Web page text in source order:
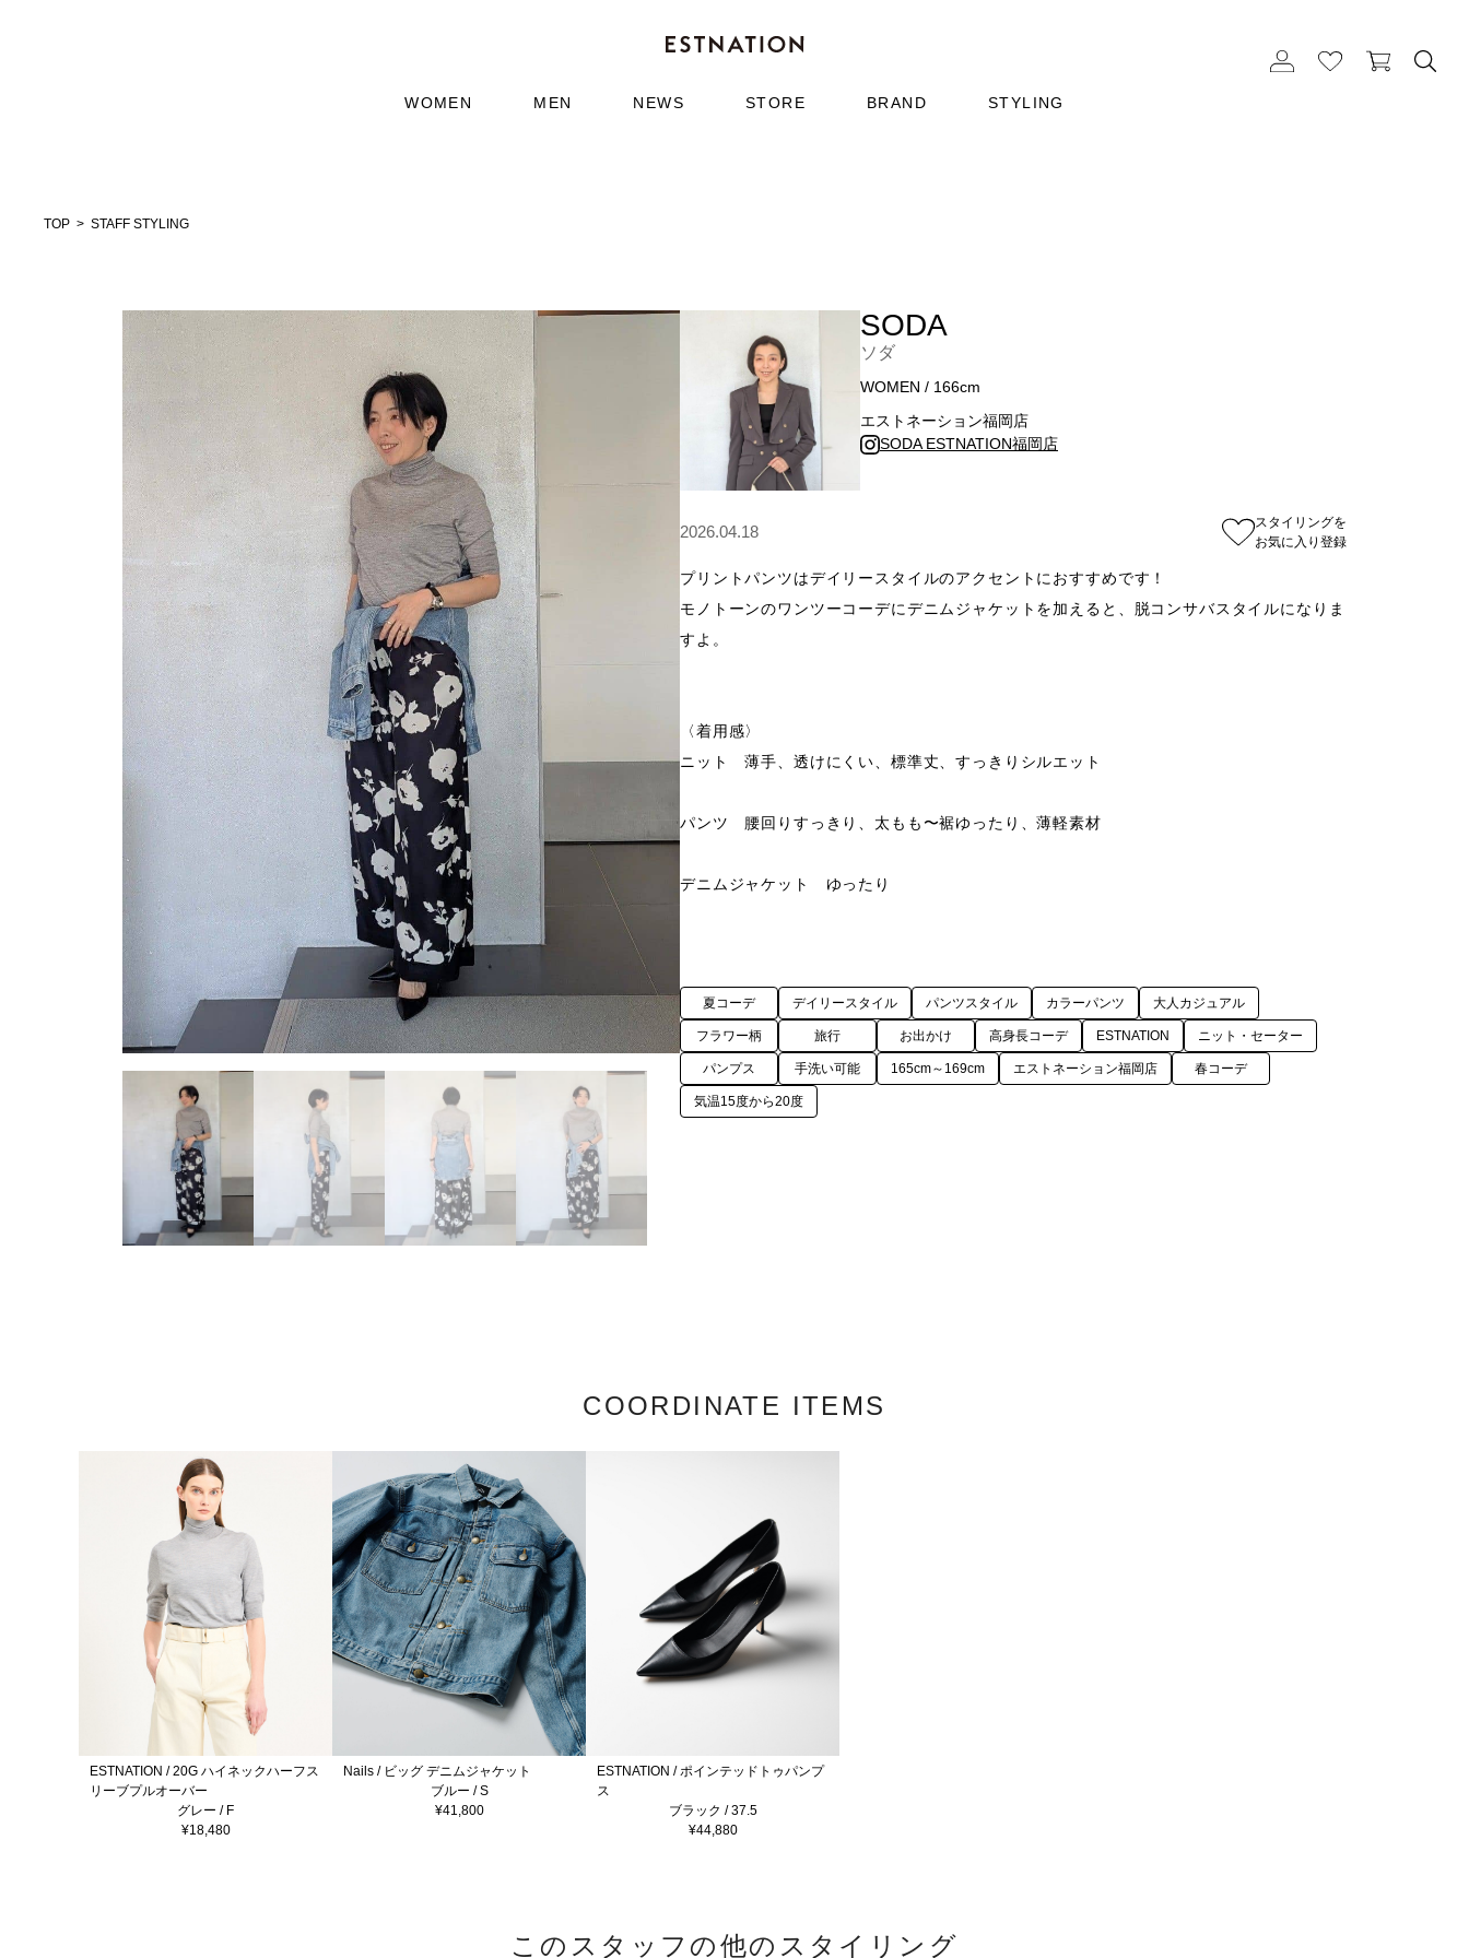
WOMEN MEN NEWS STORE BRAND STYLING
TOP STAFF STYLING
SODA
ソダ
WOMEN / 166cm
エストネーション福岡店
SODA ESTNATION福岡店
スタイリングを
お気に入り登録
2026.04.18
プリントパンツはデイリースタイルのアクセントにおすすめです！
モノトーンのワンツーコーデにデニムジャケットを加えると、脱コンサバスタイルになりま
すよ。
〈着用感〉
ニット　薄手、透けにくい、標準丈、すっきりシルエット
パンツ　腰回りすっきり、太もも〜裾ゆったり、薄軽素材
デニムジャケット　ゆったり
夏コーデ デイリースタイル パンツスタイル カラーパンツ 大人カジュアル
フラワー柄 旅行 お出かけ 高身長コーデ ESTNATION ニット・セーター
パンプス 手洗い可能 165cm～169cm エストネーション福岡店 春コーデ
気温15度から20度
COORDINATE ITEMS
ESTNATION / 20G ハイネックハーフス
リーブプルオーバー
グレー / F
¥18,480
Nails / ビッグ デニムジャケット
ブルー / S
¥41,800
ESTNATION / ポインテッドトゥパンプ
ス
ブラック / 37.5
¥44,880
このスタッフの他のスタイリング